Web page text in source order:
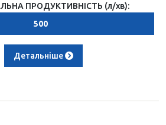
ПРОДУКТИВНІСТЬ (л/хв):
500
Детальніше